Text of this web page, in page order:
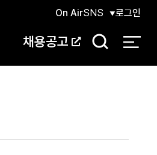
채용공고
On AirSNS 로그인
검